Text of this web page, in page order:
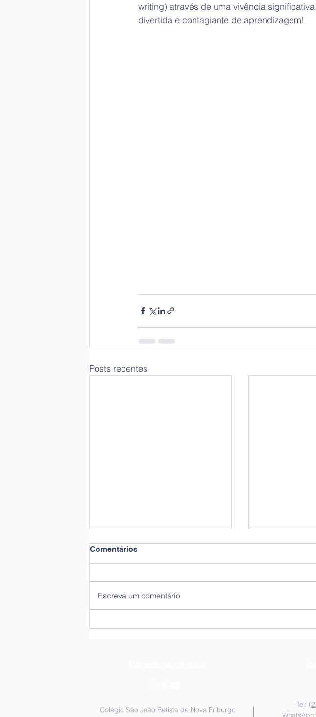
writing) através de uma vivência
divertida e contagiante de aprendizagem!
Posts recentes
Comentários
Escreva um comentário
Colégio São João Batista de Nova Friburgo
Tel: